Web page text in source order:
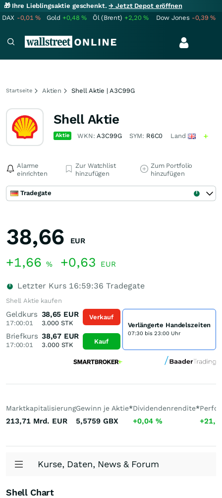
🎁 Ihre Lieblingsaktie geschenkt.→ Jetzt Depot eröffnen
DAX -0,01% Gold +0,48% Öl (Brent) +2,20% Dow Jones -0,39%
Startseite Aktien Shell Aktie | A3C99G
Shell Aktie
Aktie WKN:A3C99G SYM: R6C0 Land
Alarme
einrichten
Zur Watchlist
hinzufügen
Zum Portfolio
hinzufügen
Tradegate
38,66 EUR
+1,66 % +0,63 EUR
Letzter Kurs 16:59:36 Tradegate
Shell Aktie kaufen
Geldkurs
17:00:01
38,65 EUR
3.000STK
Briefkurs
17:00:01
38,67 EUR
3.000STK
Verkauf
Kauf
Verlängerte Handelszeiten
07:30 bis 23:00 Uhr
Marktkapitalisierung
213,71 Mrd. EUR
Gewinn je Aktie*
5,5759 GBX
Dividendenrendite*
+0,04 %
Kurse, Daten, News & Forum
Shell Chart